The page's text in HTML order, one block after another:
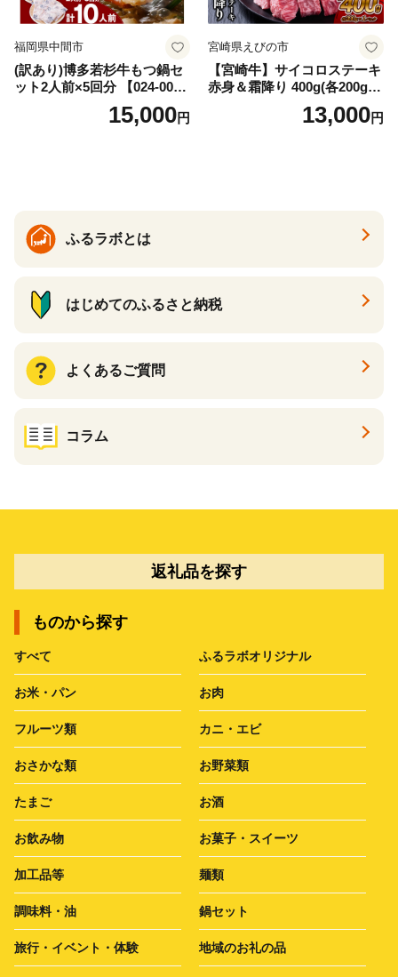
福岡県中間市
(訳あり)博多若杉牛もつ鍋セ
ット2人前×5回分 【024-002
15,000円
宮崎県えびの市
【宮崎牛】サイコロステーキ
赤身＆霜降り 400g(各200g×
１P 計2P) 真空パック 冷凍
13,000円
ふるラボとは
はじめてのふるさと納税
よくあるご質問
コラム
返礼品を探す
ものから探す
すべて ふるラボオリジナル
お米・パン お肉
フルーツ類 カニ・エビ
おさかな類 お野菜類
たまご お酒
お飲み物 お菓子・スイーツ
加工品等 麺類
調味料・油 鍋セット
旅行・イベント・体験 地域のお礼の品